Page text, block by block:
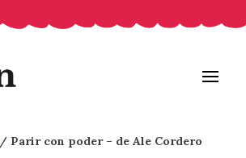
/ Parir con poder – de Ale Cordero